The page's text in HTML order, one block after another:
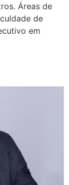
Áreas de
de
em